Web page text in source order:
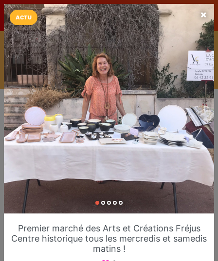
LaCarte LaCarte sur
Play Store
Installez l'App LaCarte
Téléchargez gratuitement l'app LaCarte pour suivre vos
commerces favoris et ne rien rater !
Télécharger Plus tard
ACTU
Premier marché des Arts et Créations Fréjus
Centre historique tous les mercredis et samedis
matins !